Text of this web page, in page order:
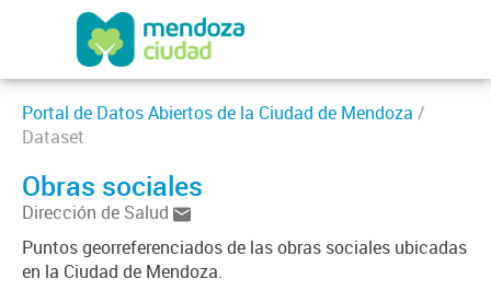
Portal de Datos Abiertos de la Ciudad de Mendoza /
Dataset
Obras sociales
Dirección de Salud
Puntos georreferenciados de las obras sociales ubicadas
en la Ciudad de Mendoza.